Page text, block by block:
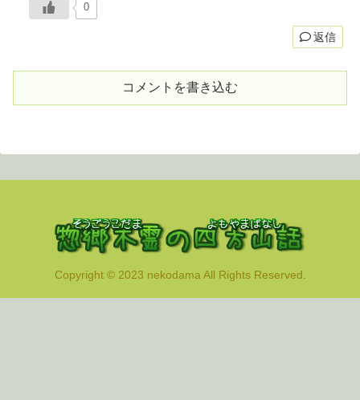
0
返信
コメントを書き込む
Copyright © 2023 nekodama All Rights Reserved.